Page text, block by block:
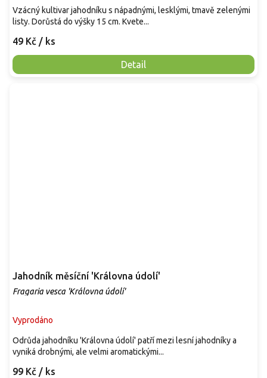
49 Kč / ks
Detail
Vzácný kultivar jahodníku s nápadnými, lesklými, tmavě zelenými
listy. Dorůstá do výšky 15 cm. Kvete...
Jahodník měsíční 'Královna údolí'
Fragaria vesca 'Královna údolí'
Vyprodáno
99 Kč / ks
Odrůda jahodníku 'Královna údolí' patří mezi lesní jahodníky a
vyniká drobnými, ale velmi aromatickými...